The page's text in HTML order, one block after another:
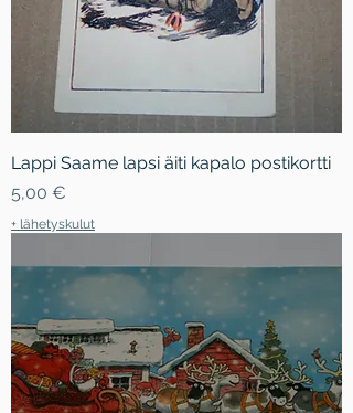
Lappi Saame lapsi äiti kapalo postikortti
Hinta
5,00 €
+ lähetyskulut